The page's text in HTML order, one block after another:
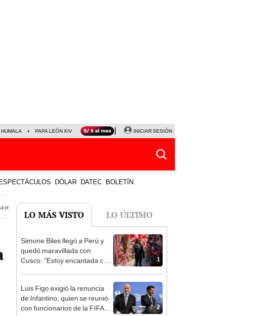
PAPA LEÓN XIV NALDY SALDAÑA LA BELLA LUZ
INICIAR SESIÓN
ESPECTÁCULOS DÓLAR DATEC BOLETÍN
h
LO MÁS VISTO LO ÚLTIMO
1
Simone Biles llegó a Perú y
quedó maravillada con
Cusco: "Estoy encantada con
2
Luis Figo exigió la renuncia
de Infantino, quien se reunió
con funcionarios de la FIFA